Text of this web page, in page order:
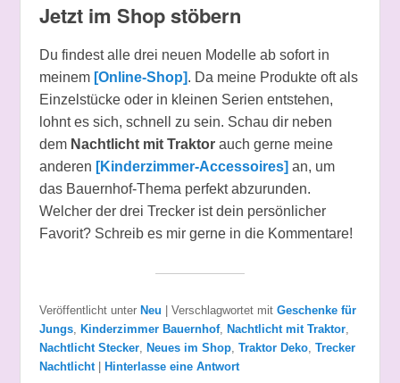
Jetzt im Shop stöbern
Du findest alle drei neuen Modelle ab sofort in
meinem [Online-Shop]. Da meine Produkte oft als
Einzelstücke oder in kleinen Serien entstehen,
lohnt es sich, schnell zu sein. Schau dir neben
dem Nachtlicht mit Traktorauch gerne meine
anderen [Kinderzimmer-Accessoires] an, um
das Bauernhof-Thema perfekt abzurunden.
Welcher der drei Trecker ist dein persönlicher
Favorit? Schreib es mir gerne in die Kommentare!
Veröffentlicht unter Neu Verschlagwortet mit Geschenke für
Jungs, Kinderzimmer Bauernhof, Nachtlicht mit Traktor,
Nachtlicht Stecker, Neues im Shop, Traktor Deko, Trecker
Nachtlicht
Hinterlasse eine Antwort